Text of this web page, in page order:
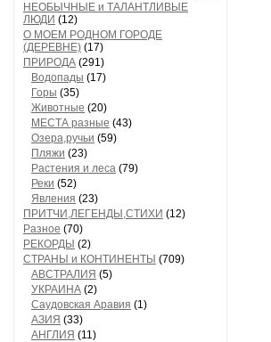
НЕОБЫЧНЫЕ и ТАЛАНТЛИВЫЕ
ЛЮДИ (12)
О МОЕМ РОДНОМ ГОРОДЕ
(ДЕРЕВНЕ) (17)
ПРИРОДА (291)
Водопады (17)
Горы (35)
Животные (20)
МЕСТА разные (43)
Озера,ручьи (59)
Пляжи (23)
Растения и леса (79)
Реки (52)
Явления (23)
ПРИТЧИ,ЛЕГЕНДЫ,СТИХИ (12)
Разное (70)
РЕКОРДЫ (2)
СТРАНЫ и КОНТИНЕНТЫ (709)
АВСТРАЛИЯ (5)
УКРАИНА (2)
Саудовская Аравия (1)
АЗИЯ (33)
АНГЛИЯ (11)